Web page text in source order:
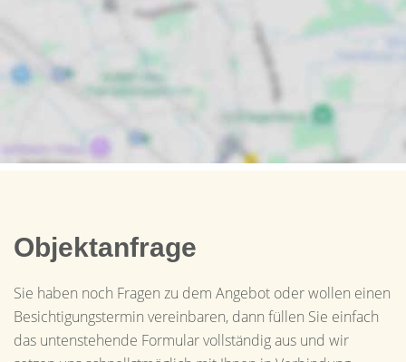
Objektanfrage
Sie haben noch Fragen zu dem Angebot oder wollen einen
Besichtigungstermin vereinbaren, dann füllen Sie einfach
das untenstehende Formular vollständig aus und wir